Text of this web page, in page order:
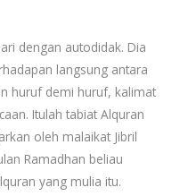
dengan autodidak. Dia
langsung antara
huruf demi huruf, kalimat
Itulah tabiat Alquran
oleh malaikat Jibril
Ramadhan beliau
yang mulia itu.